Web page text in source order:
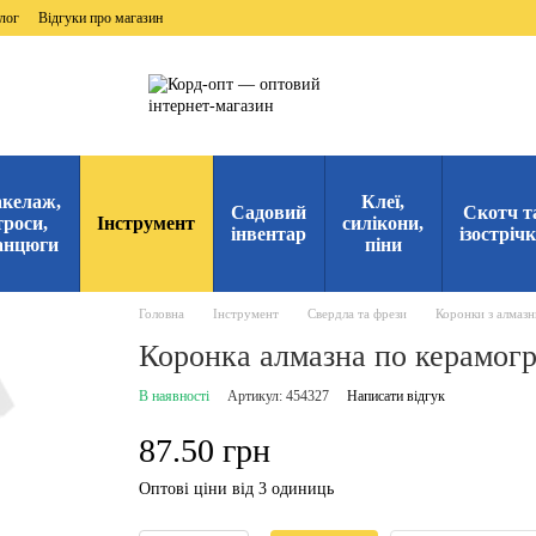
Відгуки про магазин
Інструмент
Садовий
інвентар
Клеї,
силікони,
піни
Скотч
Головна Інструмент Свердла та фрези Коронки з
Коронка алмазна по
В наявності Артикул: 454327 Написати відгук
87.50 грн
Оптові ціни від 3 одиниць